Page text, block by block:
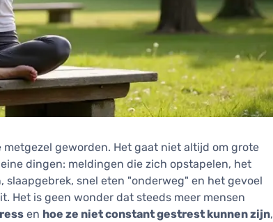
geworden. Het gaat niet altijd om grote
dingen: meldingen die zich opstapelen, het
snel eten "onderweg" en het gevoel
Het is geen wonder dat steeds meer mensen
en hoe ze niet constant gestrest kunnen zijn,